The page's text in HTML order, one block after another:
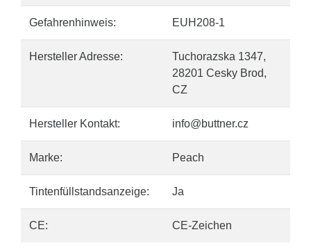
Gefahrenhinweis: EUH208-1
Hersteller Adresse:
Tuchorazska 1347,
28201 Cesky Brod,
CZ
Hersteller Kontakt: info@buttner.cz
Marke: Peach
Tintenfüllstandsanzeige: Ja
CE: CE-Zeichen